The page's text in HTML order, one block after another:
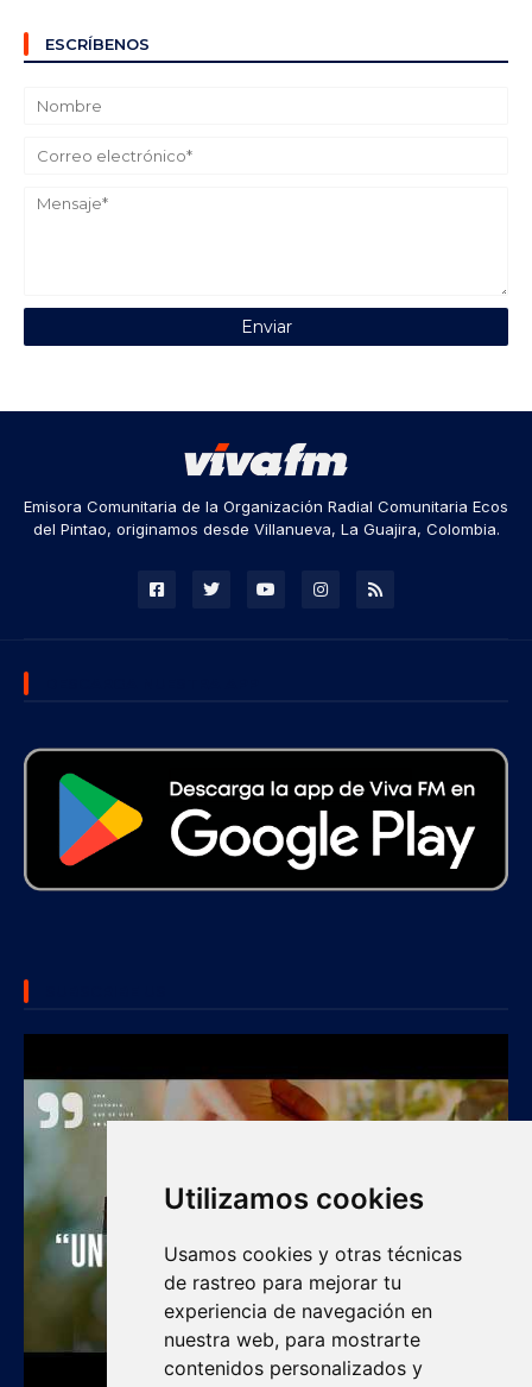
Utilizamos cookies
Usamos cookies y otras técnicas
de rastreo para mejorar tu
experiencia de navegación en
nuestra web, para mostrarte
contenidos personalizados y
ESCRÍBENOS
Emisora Comunitaria de la Organización Radial Comunitaria Ecos
del Pintao, originamos desde Villanueva, La Guajira, Colombia.